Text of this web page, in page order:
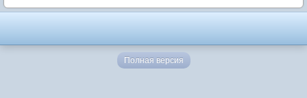
Полная версия